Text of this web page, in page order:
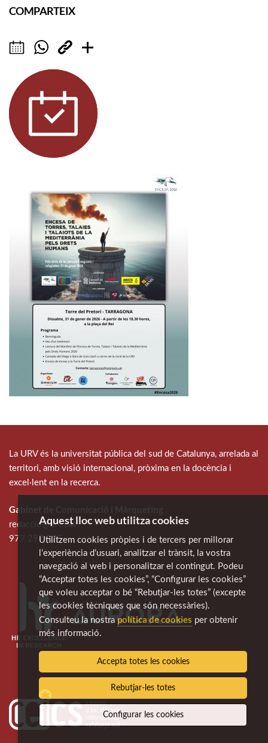
COMPARTEIX
La URV és la universitat pública del sud de Catalunya, arrelada al
territori, amb visió internacional, pròxima en la docència i
excel·lent en la recerca.
Gabinet de Comunicació i Màrqueting
redaccio@urv.cat
977 297 975
Aquest lloc web utilitza cookies
Utilitzem cookies pròpies i de tercers per millorar
l’experiència d’usuari, analitzar el trànsit, la vostra
navegació al web i personalitzar el contingut. Podeu
“Acceptar totes les cookies”, “Configurar les cookies”
que voleu acceptar o bé “Rebutjar-les totes” (excepte
les cookies tècniques que són necessàries).
Consulteu la nostra política de cookies per obtenir
més informació.
Accepta totes les cookies
Rebutjar-les totes
Configurar les cookies